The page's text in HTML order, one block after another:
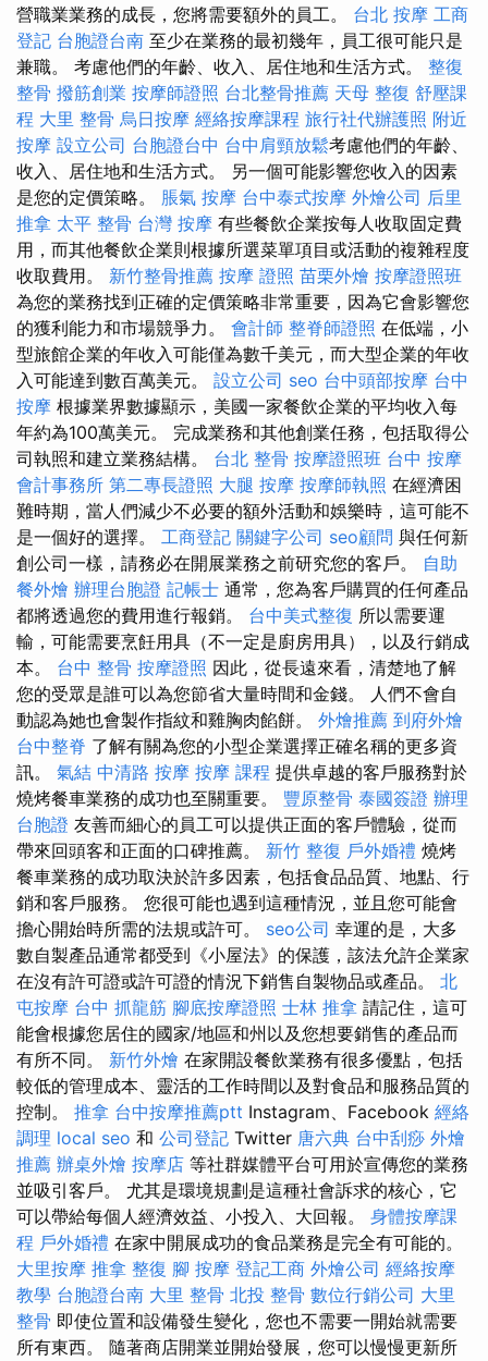
營職業業務的成長，您將需要額外的員工。 台北 按摩 工商
登記 台胞證台南 至少在業務的最初幾年，員工很可能只是
兼職。 考慮他們的年齡、收入、居住地和生活方式。 整復
整骨 撥筋創業 按摩師證照 台北整骨推薦 天母 整復 舒壓課
程 大里 整骨 烏日按摩 經絡按摩課程 旅行社代辦護照 附近
按摩 設立公司 台胞證台中 台中肩頸放鬆考慮他們的年齡、
收入、居住地和生活方式。 另一個可能影響您收入的因素
是您的定價策略。 脹氣 按摩 台中泰式按摩 外燴公司 后里
推拿 太平 整骨 台灣 按摩 有些餐飲企業按每人收取固定費
用，而其他餐飲企業則根據所選菜單項目或活動的複雜程度
收取費用。 新竹整骨推薦 按摩 證照 苗栗外燴 按摩證照班
為您的業務找到正確的定價策略非常重要，因為它會影響您
的獲利能力和市場競爭力。 會計師 整脊師證照 在低端，小
型旅館企業的年收入可能僅為數千美元，而大型企業的年收
入可能達到數百萬美元。 設立公司 seo 台中頭部按摩 台中
按摩 根據業界數據顯示，美國一家餐飲企業的平均收入每
年約為100萬美元。 完成業務和其他創業任務，包括取得公
司執照和建立業務結構。 台北 整骨 按摩證照班 台中 按摩
會計事務所 第二專長證照 大腿 按摩 按摩師執照 在經濟困
難時期，當人們減少不必要的額外活動和娛樂時，這可能不
是一個好的選擇。 工商登記 關鍵字公司 seo顧問 與任何新
創公司一樣，請務必在開展業務之前研究您的客戶。 自助
餐外燴 辦理台胞證 記帳士 通常，您為客戶購買的任何產品
都將透過您的費用進行報銷。 台中美式整復 所以需要運
輸，可能需要烹飪用具（不一定是廚房用具），以及行銷成
本。 台中 整骨 按摩證照 因此，從長遠來看，清楚地了解
您的受眾是誰可以為您節省大量時間和金錢。 人們不會自
動認為她也會製作指紋和雞胸肉餡餅。 外燴推薦 到府外燴
台中整脊 了解有關為您的小型企業選擇正確名稱的更多資
訊。 氣結 中清路 按摩 按摩 課程 提供卓越的客戶服務對於
燒烤餐車業務的成功也至關重要。 豐原整骨 泰國簽證 辦理
台胞證 友善而細心的員工可以提供正面的客戶體驗，從而
帶來回頭客和正面的口碑推薦。 新竹 整復 戶外婚禮 燒烤
餐車業務的成功取決於許多因素，包括食品品質、地點、行
銷和客戶服務。 您很可能也遇到這種情況，並且您可能會
擔心開始時所需的法規或許可。 seo公司 幸運的是，大多
數自製產品通常都受到《小屋法》的保護，該法允許企業家
在沒有許可證或許可證的情況下銷售自製物品或產品。 北
屯按摩 台中 抓龍筋 腳底按摩證照 士林 推拿 請記住，這可
能會根據您居住的國家/地區和州以及您想要銷售的產品而
有所不同。 新竹外燴 在家開設餐飲業務有很多優點，包括
較低的管理成本、靈活的工作時間以及對食品和服務品質的
控制。 推拿 台中按摩推薦ptt Instagram、Facebook 經絡
調理 local seo 和 公司登記 Twitter 唐六典 台中刮痧 外燴
推薦 辦桌外燴 按摩店 等社群媒體平台可用於宣傳您的業務
並吸引客戶。 尤其是環境規劃是這種社會訴求的核心，它
可以帶給每個人經濟效益、小投入、大回報。 身體按摩課
程 戶外婚禮 在家中開展成功的食品業務是完全有可能的。
大里按摩 推拿 整復 腳 按摩 登記工商 外燴公司 經絡按摩
教學 台胞證台南 大里 整骨 北投 整骨 數位行銷公司 大里
整骨 即使位置和設備發生變化，您也不需要一開始就需要
所有東西。 隨著商店開業並開始發展，您可以慢慢更新所